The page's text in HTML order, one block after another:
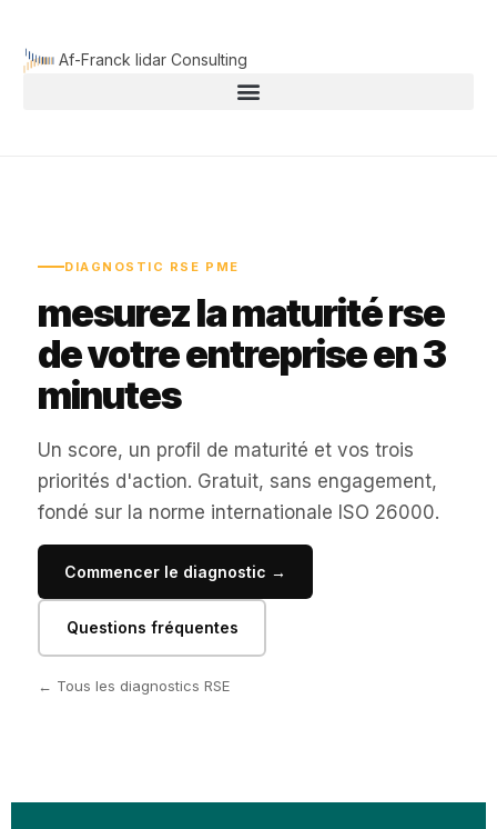
contenu Af-Franck lidar Consulting
DIAGNOSTIC RSE PME
mesurez la maturité rse
de votre entreprise en 3
minutes
Un score, un profil de maturité et vos trois
priorités d'action. Gratuit, sans engagement,
fondé sur la norme internationale ISO 26000.
Commencer le diagnostic →
Questions fréquentes
← Tous les diagnostics RSE